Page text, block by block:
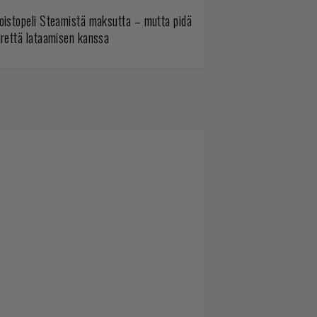
Steamistä maksutta – mutta pidä
lataamisen kanssa